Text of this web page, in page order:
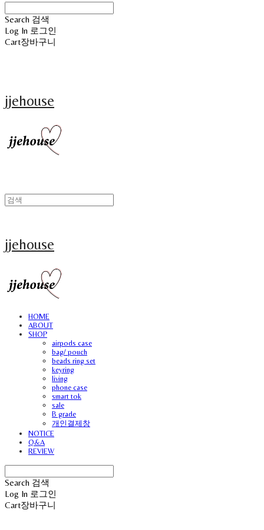
Search 검색
Log In 로그인
Cart장바구니
jjehouse
jjehouse
HOME
ABOUT
SHOP
airpods case
bag/ pouch
beads ring set
keyring
living
phone case
smart tok
sale
B grade
개인결제창
NOTICE
Q&A
REVIEW
Search 검색
Log In 로그인
Cart장바구니